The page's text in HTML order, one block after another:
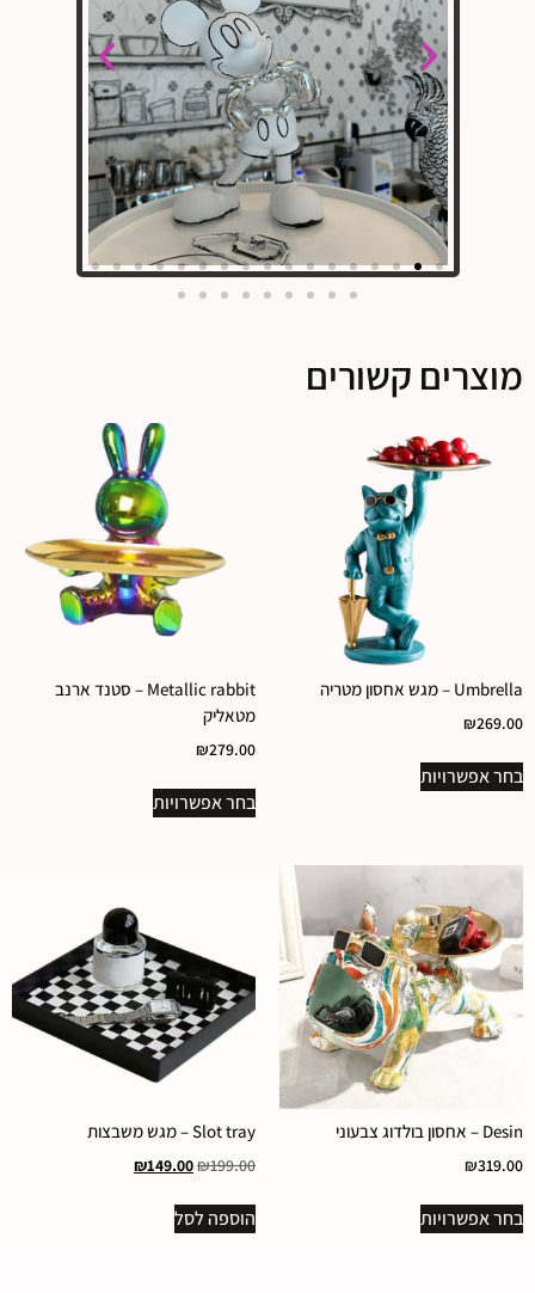
מוצרים קשורים
Umbrella – מגש אחסון מטריה
₪269.00
בחר אפשרויות
Metallic rabbit – סטנד ארנב
מטאליק
₪279.00
בחר אפשרויות
Desin – אחסון בולדוג צבעוני
₪319.00
בחר אפשרויות
Slot tray – מגש משבצות
₪199.00
₪149.00
הוספה לסל